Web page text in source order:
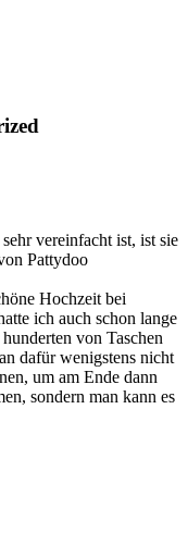
vereinfacht ist, ist sie
Pattydoo
Hochzeit bei
ich auch schon lange
von Taschen
dafür wenigstens nicht
um am Ende dann
sondern man kann es